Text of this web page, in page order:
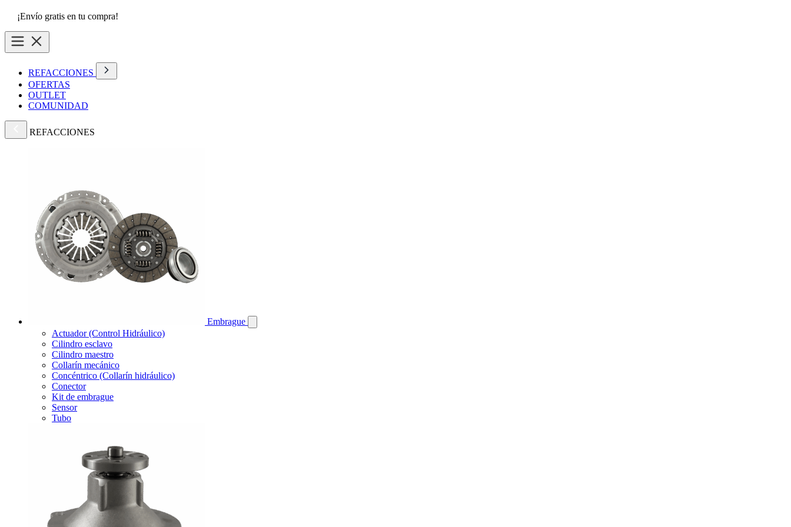
¡Envío gratis en tu compra!
REFACCIONES
OFERTAS
OUTLET
COMUNIDAD
REFACCIONES
Embrague
Actuador (Control Hidráulico)
Cilindro esclavo
Cilindro maestro
Collarín mecánico
Concéntrico (Collarín hidráulico)
Conector
Kit de embrague
Sensor
Tubo